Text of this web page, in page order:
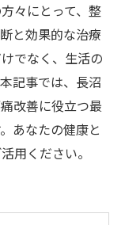
々にとって、整
と効果的な治療
でなく、生活の
記事では、長沼
改善に役立つ最
あなたの健康と
用ください。